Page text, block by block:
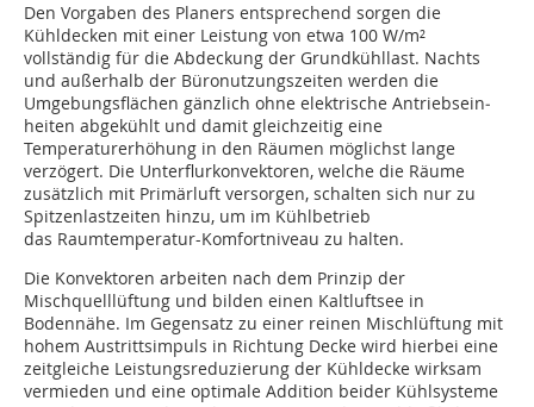
Den Vorgaben des Planers entsprechend sorgen die
Kühldecken mit einer Leistung von etwa 100 W/m²
vollständig für die Abdeckung der Grundkühllast. Nachts
und außerhalb der Büronutzungszeiten werden die
Umgebungs­flächen gänzlich ohne elektrische An­triebsein­
heiten abgekühlt und damit gleichzeitig eine
Temperaturerhöhung in den Räumen möglichst lange
verzögert. Die ­Unterflurkonvektoren, welche die Räume
zusätzlich mit Primärluft ver­sorgen, schalten sich nur zu
Spitzen­lastzeiten hinzu, um im Kühlbetrieb
das Raumtemperatur-Komfortniveau zu halten.
Die Konvektoren arbeiten nach dem Prinzip der
Mischquelllüftung und ­bilden einen Kaltluftsee in
Bodennähe. Im Gegensatz zu einer reinen Misch­lüftung mit
hohem Austrittsimpuls in Richtung Decke wird hierbei eine
zeitgleiche Leistungsreduzierung der ­Kühldecke wirksam
vermieden und ­eine optimale Addition beider Kühlsysteme